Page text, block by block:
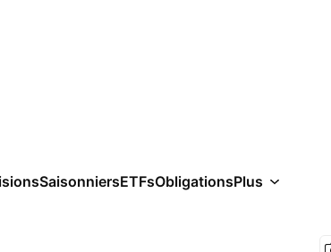
SaisonniersETFsObligationsPlus